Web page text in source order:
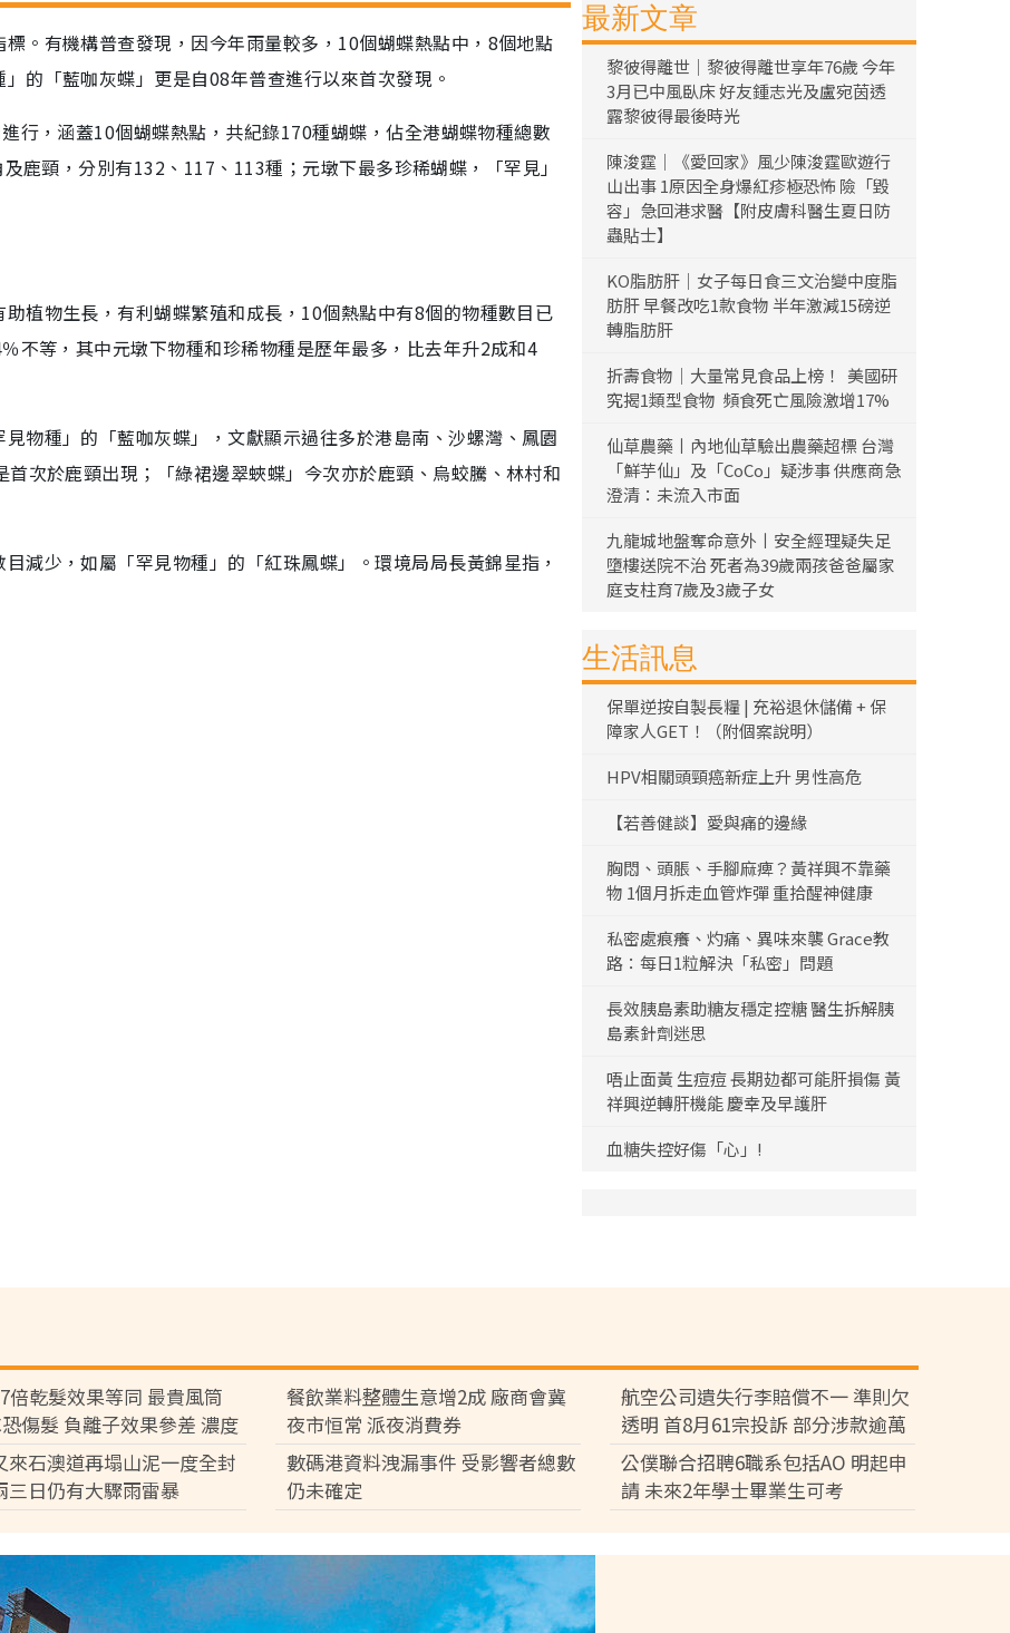
。有機構普查發現，因今年雨量較多，10個蝴蝶熱點中，8個地點
的「藍咖灰蝶」更是自08年普查進行以來首次發現。
行，涵蓋10個蝴蝶熱點，共紀錄170種蝴蝶，佔全港蝴蝶物種總數
鹿頸，分別有132、117、113種；元墩下最多珍稀蝴蝶，「罕見」
植物生長，有利蝴蝶繁殖和成長，10個熱點中有8個的物種數目已
不等，其中元墩下物種和珍稀物種是歷年最多，比去年升2成和4
物種」的「藍咖灰蝶」，文獻顯示過往多於港島南、沙螺灣、鳳園
次於鹿頸出現；「綠裙邊翠蛺蝶」今次亦於鹿頸、烏蛟騰、林村和
減少，如屬「罕見物種」的「紅珠鳳蝶」。環境局局長黃錦星指，
最新文章
黎彼得離世｜黎彼得離世享年76歲 今年
3月已中風臥床 好友鍾志光及盧宛茵透
露黎彼得最後時光
陳浚霆｜《愛回家》風少陳浚霆歐遊行
山出事 1原因全身爆紅疹極恐怖 險「毀
容」急回港求醫【附皮膚科醫生夏日防
蟲貼士】
KO脂肪肝｜女子每日食三文治變中度脂
肪肝 早餐改吃1款食物 半年激減15磅逆
轉脂肪肝
折壽食物｜大量常見食品上榜！ 美國研
究揭1類型食物 頻食死亡風險激增17%
仙草農藥丨內地仙草驗出農藥超標 台灣
「鮮芋仙」及「CoCo」疑涉事 供應商急
澄清：未流入市面
九龍城地盤奪命意外丨安全經理疑失足
墮樓送院不治 死者為39歲兩孩爸爸屬家
庭支柱育7歲及3歲子女
生活訊息
保單逆按自製長糧 | 充裕退休儲備 + 保
障家人GET！（附個案說明）
HPV相關頭頸癌新症上升 男性高危
【若善健談】愛與痛的邊緣
胸悶、頭脹、手腳麻痺？黃祥興不靠藥
物 1個月拆走血管炸彈 重拾醒神健康
私密處痕癢、灼痛、異味來襲 Grace教
路：每日1粒解決「私密」問題
長效胰島素助糖友穩定控糖 醫生拆解胰
島素針劑迷思
唔止面黃 生痘痘 長期攰都可能肝損傷 黃
祥興逆轉肝機能 慶幸及早護肝
血糖失控好傷「心」!
倍乾髮效果等同 最貴風筒
恐傷髮 負離子效果參差 濃度
倍
餐飲業料整體生意增2成 廠商會冀
夜市恒常 派夜消費券
航空公司遺失行李賠償不一 準則欠
透明 首8月61宗投訴 部分涉款逾萬
元
來石澳道再塌山泥一度全封
三日仍有大驟雨雷暴
數碼港資料洩漏事件 受影響者總數
仍未確定
公僕聯合招聘6職系包括AO 明起申
請 未來2年學士畢業生可考